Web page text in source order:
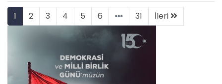
1 2 3 4 5 6 31 İleri